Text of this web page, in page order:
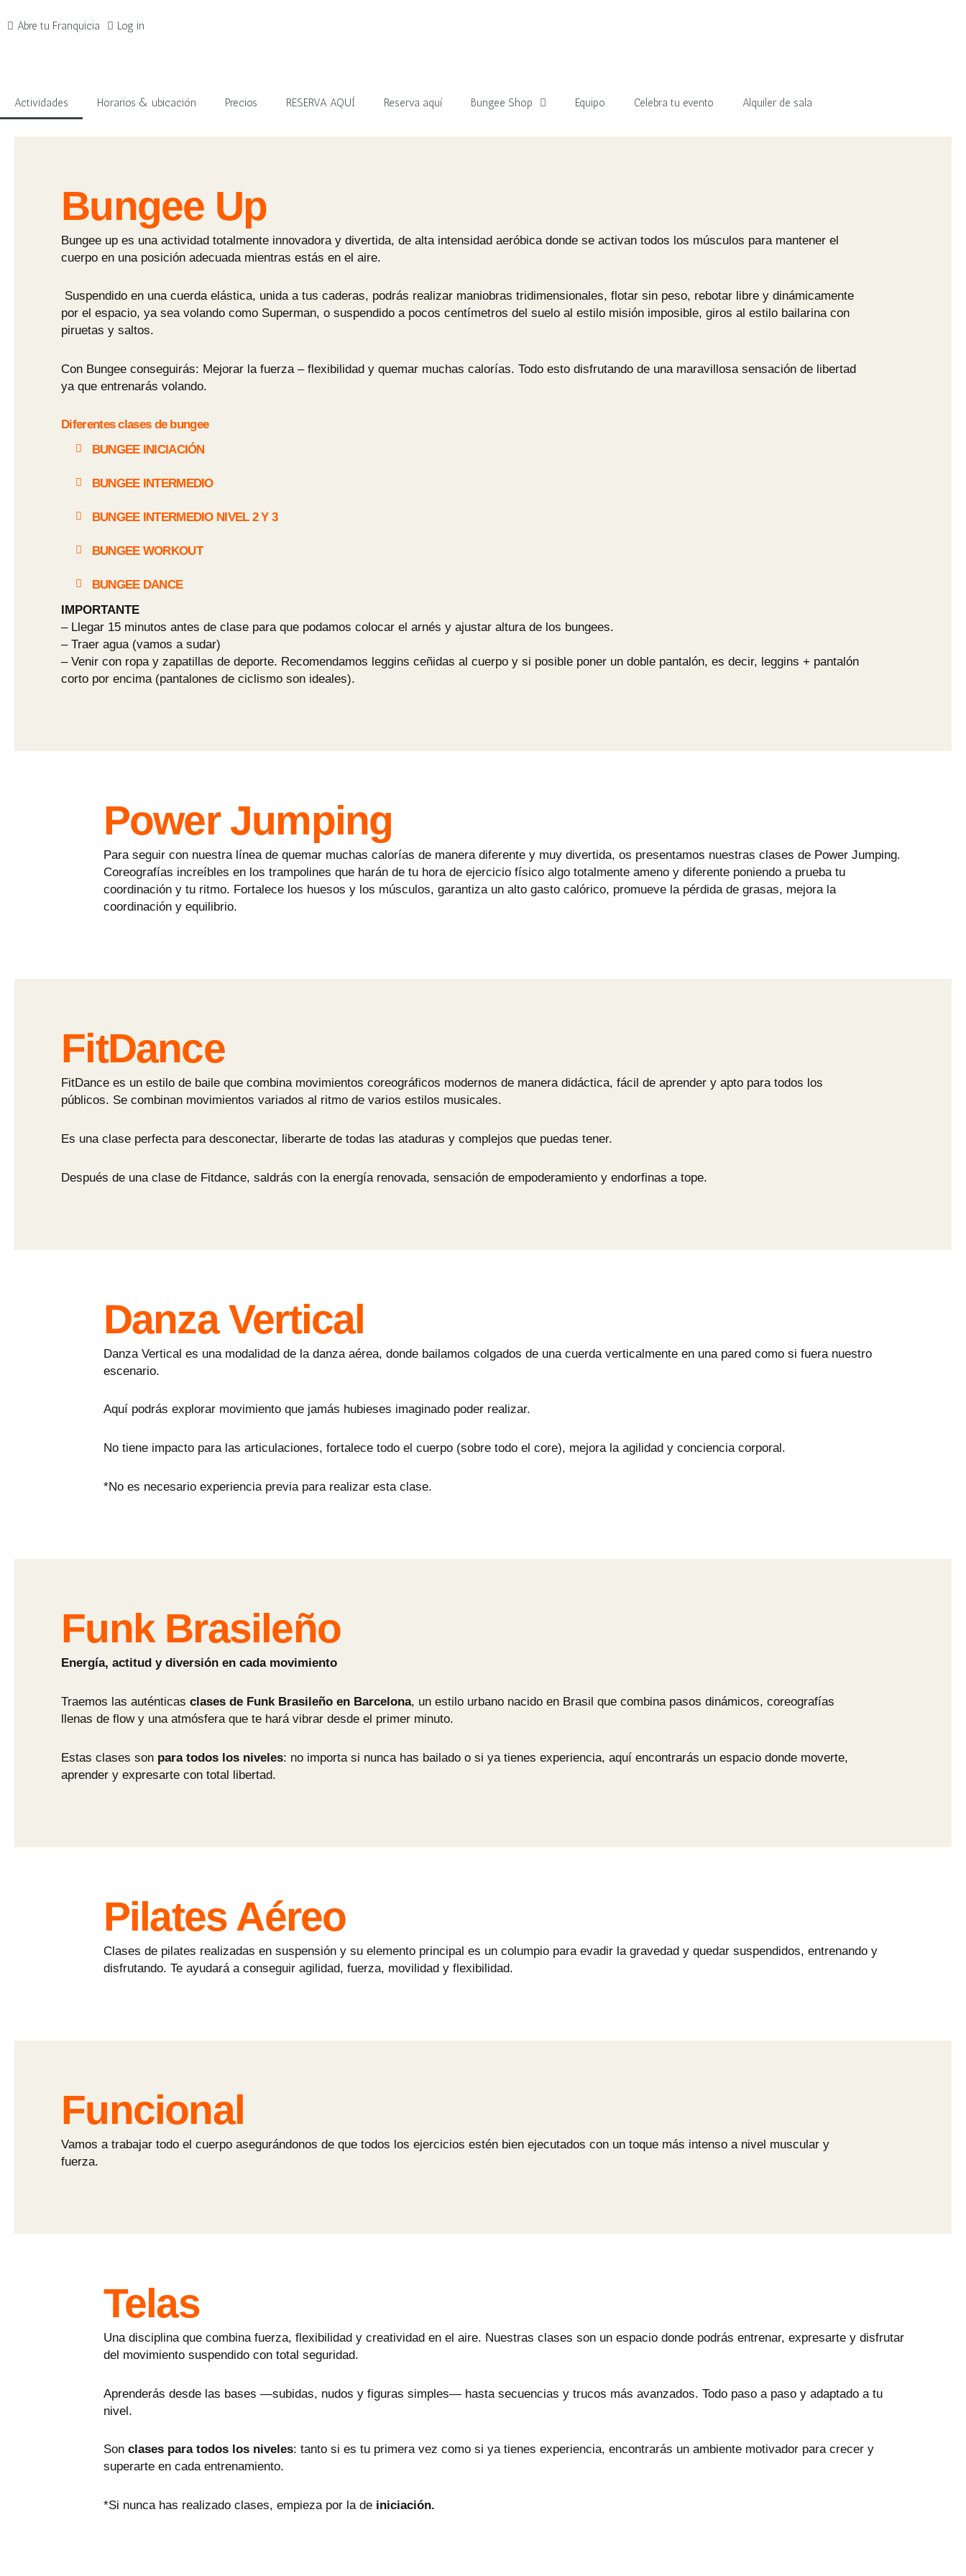
Abre tu Franquicia Log in
Actividades Horarios & ubicación Precios RESERVA AQUÍ Reserva aquí Bungee Shop Equipo Celebra tu evento Alquiler de sala
Bungee Up
Bungee up es una actividad totalmente innovadora y divertida, de alta intensidad aeróbica donde se activan todos los músculos para mantener el
cuerpo en una posición adecuada mientras estás en el aire.
Suspendido en una cuerda elástica, unida a tus caderas, podrás realizar maniobras tridimensionales, flotar sin peso, rebotar libre y dinámicamente
por el espacio, ya sea volando como Superman, o suspendido a pocos centímetros del suelo al estilo misión imposible, giros al estilo bailarina con
piruetas y saltos.
Con Bungee conseguirás: Mejorar la fuerza – flexibilidad y quemar muchas calorías. Todo esto disfrutando de una maravillosa sensación de libertad
ya que entrenarás volando.
Diferentes clases de bungee
BUNGEE INICIACIÓN
BUNGEE INTERMEDIO
BUNGEE INTERMEDIO NIVEL 2 Y 3
BUNGEE WORKOUT
BUNGEE DANCE
IMPORTANTE
– Llegar 15 minutos antes de clase para que podamos colocar el arnés y ajustar altura de los bungees.
– Traer agua (vamos a sudar)
– Venir con ropa y zapatillas de deporte. Recomendamos leggins ceñidas al cuerpo y si posible poner un doble pantalón, es decir, leggins + pantalón
corto por encima (pantalones de ciclismo son ideales).
Power Jumping
Para seguir con nuestra línea de quemar muchas calorías de manera diferente y muy divertida, os presentamos nuestras clases de Power Jumping.
Coreografías increíbles en los trampolines que harán de tu hora de ejercicio físico algo totalmente ameno y diferente poniendo a prueba tu
coordinación y tu ritmo. Fortalece los huesos y los músculos, garantiza un alto gasto calórico, promueve la pérdida de grasas, mejora la
coordinación y equilibrio.
FitDance
FitDance es un estilo de baile que combina movimientos coreográficos modernos de manera didáctica, fácil de aprender y apto para todos los
públicos. Se combinan movimientos variados al ritmo de varios estilos musicales.
Es una clase perfecta para desconectar, liberarte de todas las ataduras y complejos que puedas tener.
Después de una clase de Fitdance, saldrás con la energía renovada, sensación de empoderamiento y endorfinas a tope.
Danza Vertical
Danza Vertical es una modalidad de la danza aérea, donde bailamos colgados de una cuerda verticalmente en una pared como si fuera nuestro
escenario.
Aquí podrás explorar movimiento que jamás hubieses imaginado poder realizar.
No tiene impacto para las articulaciones, fortalece todo el cuerpo (sobre todo el core), mejora la agilidad y conciencia corporal.
*No es necesario experiencia previa para realizar esta clase.
Funk Brasileño
Energía, actitud y diversión en cada movimiento
Traemos las auténticasclases de Funk Brasileño en Barcelona, un estilo urbano nacido en Brasil que combina pasos dinámicos, coreografías
llenas de flow y una atmósfera que te hará vibrar desde el primer minuto.
Estas clases son para todos los niveles: no importa si nunca has bailado o si ya tienes experiencia, aquí encontrarás un espacio donde moverte,
aprender y expresarte con total libertad.
Pilates Aéreo
Clases de pilates realizadas en suspensión y su elemento principal es un columpio para evadir la gravedad y quedar suspendidos, entrenando y
disfrutando. Te ayudará a conseguir agilidad, fuerza, movilidad y flexibilidad.
Funcional
Vamos a trabajar todo el cuerpo asegurándonos de que todos los ejercicios estén bien ejecutados con un toque más intenso a nivel muscular y
fuerza.
Telas
Una disciplina que combina fuerza, flexibilidad y creatividad en el aire. Nuestras clases son un espacio donde podrás entrenar, expresarte y disfrutar
del movimiento suspendido con total seguridad.
Aprenderás desde las bases —subidas, nudos y figuras simples— hasta secuencias y trucos más avanzados. Todo paso a paso y adaptado a tu
nivel.
Son clases para todos los niveles: tanto si es tu primera vez como si ya tienes experiencia, encontrarás un ambiente motivador para crecer y
superarte en cada entrenamiento.
*Si nunca has realizado clases, empieza por la de iniciación.